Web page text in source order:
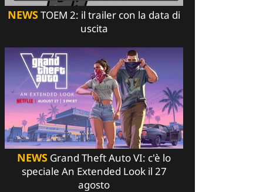
NEWSTOEM 2: il trailer con la data di
uscita
NEWS Grand Theft Auto VI: c'è lo
speciale An Extended Look il 27
agosto